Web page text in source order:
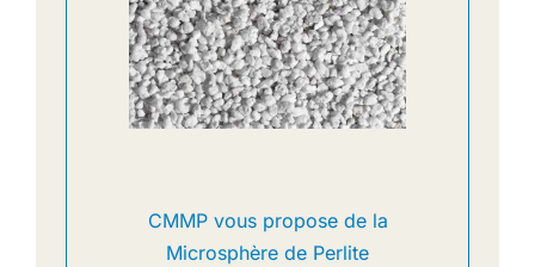
CMMP vous propose de la
Microsphère de Perlite